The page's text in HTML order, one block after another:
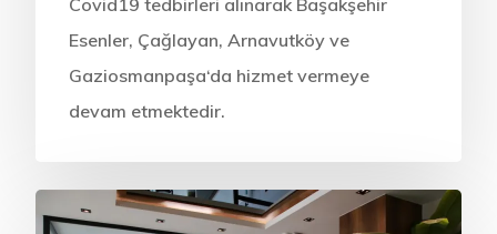
Covid19 tedbirleri alınarak Başakşehir
Esenler, Çağlayan, Arnavutköy ve
Gaziosmanpaşa‘da hizmet vermeye
devam etmektedir.